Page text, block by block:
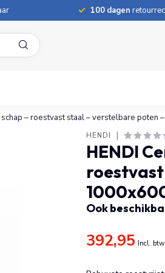
100 dagen
– roestvast staal – verstelbare poten
HENDI
HENDI
Ook
392,95 Incl. btw